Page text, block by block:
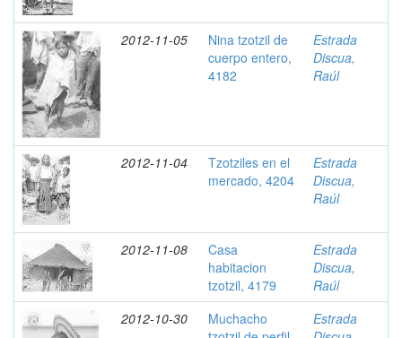
2012-11-05
Nina tzotzil de
cuerpo entero,
4182
Estrada
Discua,
Raúl
2012-11-04
Tzotziles en el
mercado, 4204
Estrada
Discua,
Raúl
2012-11-08
Casa
habitacion
tzotzil, 4179
Estrada
Discua,
Raúl
2012-10-30
Muchacho
Estrada